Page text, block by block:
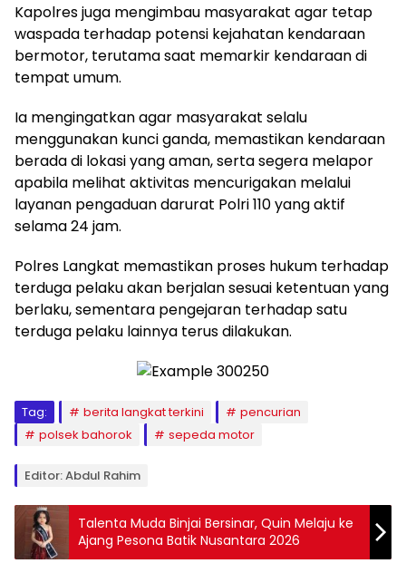
Kapolres juga mengimbau masyarakat agar tetap
waspada terhadap potensi kejahatan kendaraan
bermotor, terutama saat memarkir kendaraan di
tempat umum.
Ia mengingatkan agar masyarakat selalu
menggunakan kunci ganda, memastikan kendaraan
berada di lokasi yang aman, serta segera melapor
apabila melihat aktivitas mencurigakan melalui
layanan pengaduan darurat Polri 110 yang aktif
selama 24 jam.
Polres Langkat memastikan proses hukum terhadap
terduga pelaku akan berjalan sesuai ketentuan yang
berlaku, sementara pengejaran terhadap satu
terduga pelaku lainnya terus dilakukan.
Tag: berita langkat terkini
pencurian
polsek bahorok
sepeda motor
Editor: Abdul Rahim
Talenta Muda Binjai Bersinar, Quin Melaju ke
Ajang Pesona Batik Nusantara 2026